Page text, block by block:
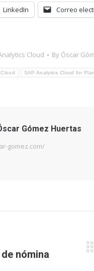
LinkedIn Correo
Cloud By Óscar
SAP Analytics Cloud for
Gómez Huertas
gomez.com/
nómina